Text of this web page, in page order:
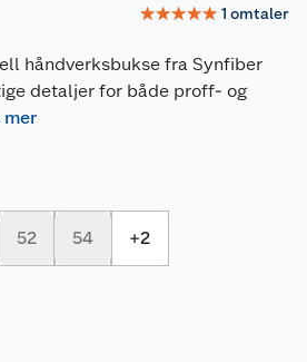
☆☆☆☆☆ 1 omtaler
håndverksbukse fra Synfiber
detaljer for både proff- og
mer
52 54 +2